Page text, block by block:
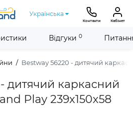
Українська
Контакти Кабінет
Bestway 56220 - дитячий
дитячий каркасний
Play 239x150x58
Відгуки 0